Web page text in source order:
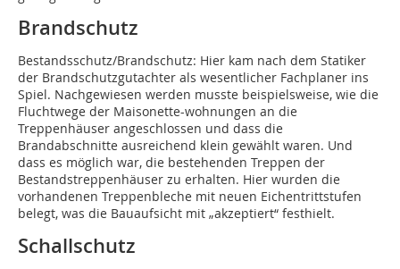
Brandschutz
Bestandsschutz/Brandschutz: Hier kam nach dem Statiker
der Brandschutzgutachter als wesentlicher Fachplaner ins
Spiel. Nach­gewiesen werden musste beispielsweise, wie die
Fluchtwege der Maisonette-wohnungen an die
Treppenhäuser angeschlossen und dass die
Brandabschnitte ausreichend klein gewählt waren. Und
dass es möglich war, die bestehenden Treppen der
Bestandstreppenhäuser zu erhalten. Hier wurden die
vorhandenen Treppenbleche mit neuen Eichentrittstufen
belegt, was die Bauaufsicht mit „akzeptiert“ festhielt.
Schallschutz